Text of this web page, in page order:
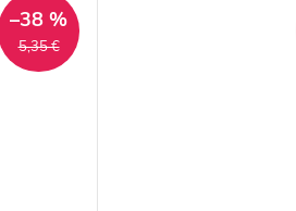
5,35 €
–38 %